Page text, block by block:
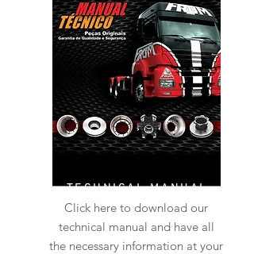
TECHNICAL MANUAL
Click here to download our
technical manual and have all
the necessary information at your